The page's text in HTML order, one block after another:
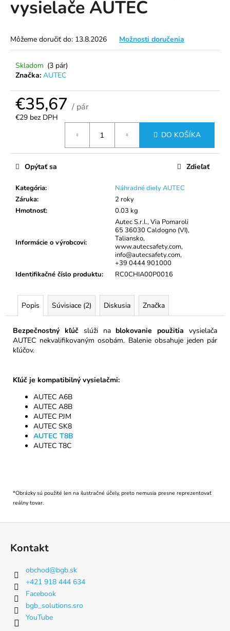
vysielače AUTEC
Môžeme doručiť do: 13.8.2026 Možnosti doručenia
Skladom (3 pár)
Značka: AUTEC
€35,67 / pár
€29 bez DPH
DO KOŠÍKA
Kategória:
Náhradné diely AUTEC
Záruka:
2 roky
Hmotnosť: 0.03 kg
Informácie o výrobcovi:
Autec S.r.l., Via Pomaroli
65 36030 Caldogno (VI),
Taliansko,
www.autecsafety.com,
info@autecsafety.com,
+39 0444 901000
Identifikačné číslo produktu: RC0CHIA00P0016
Opýtať sa Zdieľať
Popis Súvisiace (2) Diskusia Značka
Bezpečnostný kľúčslúži nablokovanie použitia vysielača
AUTEC nekvalifikovaným osobám. Balenie obsahuje jeden pár
kľúčov.
Kľúč je kompatibilný vysielačmi:
AUTEC A6B
AUTEC A8B
AUTEC PJM
AUTEC SK8
AUTEC T8B
AUTEC T8C
*Obrázky sú použité len na ilustračné účely, preto nemusia presne reprezentovať
reálny tovar.
á
s
ť
?
O
p
o
KRUHOVÁ
SLUČKA
1000
€1,55
Kontakt
obchod@bgb.sk
+421 918 444 634
Facebook
bgb_solutions.sro
YouTube